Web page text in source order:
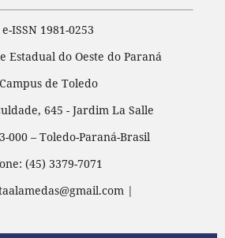
e-ISSN 1981-0253
Estadual do Oeste do Paraná
Campus de Toledo
645 - Jardim La Salle
000 – Toledo-Paraná-Brasil
(45) 3379-7071
|